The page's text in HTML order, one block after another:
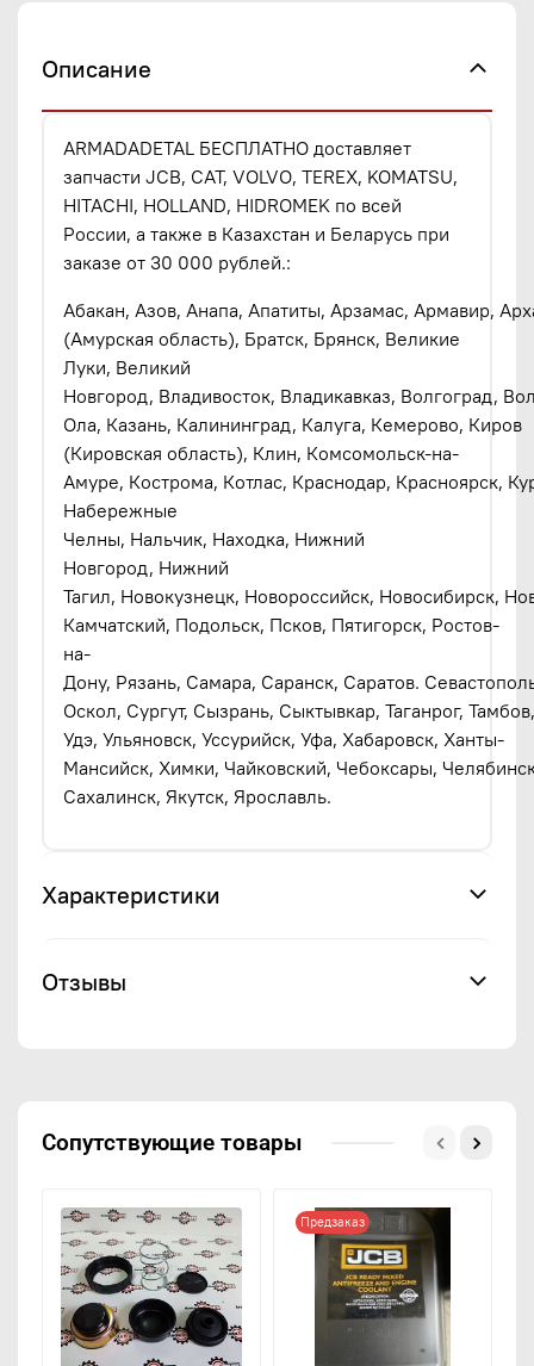
Описание
ARMADADETAL БЕСПЛАТНО доставляет
запчасти JCB, CAT, VOLVO, TEREX, KOMATSU,
HITACHI, HOLLAND, HIDROMEK по всей
России, а также в Казахстан и Беларусь при
заказе от 30 000 рублей.:
Абакан, Азов, Анапа, Апатиты, Арзамас, Армавир,
(Амурская область), Братск, Брянск, Великие
Луки, Великий
Новгород, Владивосток, Владикавказ, Волгоград,
Ола, Казань, Калининград, Калуга, Кемерово, Киров
(Кировская область), Клин, Комсомольск-на-
Амуре, Кострома, Котлас, Краснодар, Красноярск,
Набережные
Челны, Нальчик, Находка, Нижний
Новгород, Нижний
Тагил, Новокузнецк, Новороссийск, Новосибирск,
Камчатский, Подольск, Псков, Пятигорск, Ростов-
на-
Дону, Рязань, Самара, Саранск, Саратов.
Оскол, Сургут, Сызрань, Сыктывкар, Таганрог,
Удэ, Ульяновск, Уссурийск, Уфа, Хабаровск, Ханты-
Мансийск, Химки, Чайковский, Чебоксары,
Сахалинск, Якутск, Ярославль.
Характеристики
Отзывы
Сопутствующие товары
Предзаказ